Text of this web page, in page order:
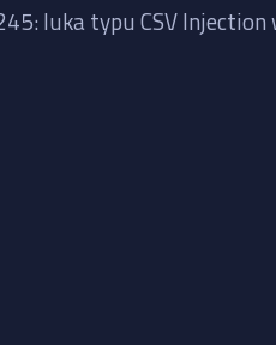
luka typu CSV Injection